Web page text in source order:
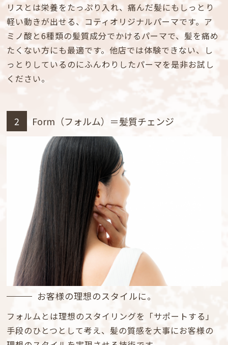
リスとは栄養をたっぷり入れ、痛んだ髪にもしっとり
軽い動きが出せる、コティオリジナルパーマです。ア
ミノ酸と6種類の髪質成分でかけるパーマで、髪を痛め
たくない方にも最適です。他店では体験できない、し
っとりしているのにふんわりしたパーマを是非お試し
ください。
2 Form（フォルム）＝髪質チェンジ
お客様の理想のスタイルに。
フォルムとは理想のスタイリングを「サポートする」
手段のひとつとして考え、髪の質感を大事にお客様の